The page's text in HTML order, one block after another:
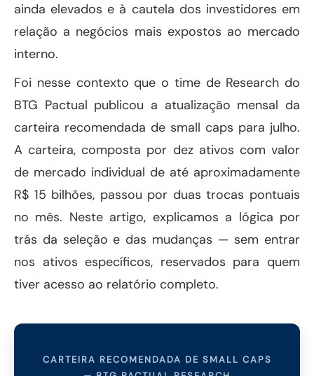
ainda elevados e à cautela dos investidores em
relação a negócios mais expostos ao mercado
interno.
Foi nesse contexto que o time de Research do
BTG Pactual publicou a atualização mensal da
carteira recomendada de small caps para julho.
A carteira, composta por dez ativos com valor
de mercado individual de até aproximadamente
R$ 15 bilhões, passou por duas trocas pontuais
no mês. Neste artigo, explicamos a lógica por
trás da seleção e das mudanças — sem entrar
nos ativos específicos, reservados para quem
tiver acesso ao relatório completo.
CARTEIRA RECOMENDADA DE SMALL CAPS